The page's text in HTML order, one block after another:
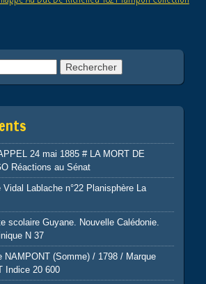
24 mai 1885 # LA MORT DE
Réactions au Sénat
Lablache n°22 Planisphère La
scolaire Guyane. Nouvelle Calédonie.
N 37
NAMPONT (Somme) / 1798 / Marque
Indice 20 600